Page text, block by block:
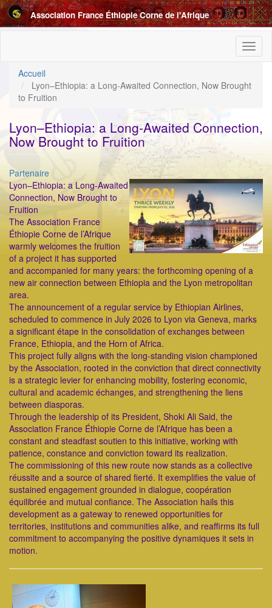
Aller
au
contenu
Association France Éthiopie Corne de l'Afrique
Accueil
Lyon–Ethiopia: a Long-Awaited Connection, Now Brought
to Fruition
Lyon–Ethiopia: a Long-Awaited Connection,
Now Brought to Fruition
Catégorie
Partenaire
ImageenAvant
Lyon–Ethiopia: a Long-Awaited
Connection, Now Brought to
Fruition
The Association France
Éthiopie Corne de l’Afrique
warmly welcomes the fruition
of a project it has supported
and accompanied for many years: the forthcoming opening of a
new air connection between Ethiopia and the Lyon metropolitan
area.
The announcement of a regular service by Ethiopian Airlines,
scheduled to commence in July 2026 to Lyon via Geneva, marks
a significant étape in the consolidation of exchanges between
France, Ethiopia, and the Horn of Africa.
This project fully aligns with the long-standing vision championed
by the Association, rooted in the conviction that direct connectivity
is a strategic levier for enhancing mobility, fostering economic,
cultural and academic échanges, and strengthening the liens
between diasporas.
Through the leadership of its President, Shoki Ali Said, the
Association France Éthiopie Corne de l’Afrique has been a
constant and steadfast soutien to this initiative, working with
patience, constance and conviction toward its realization.
The commissioning of this new route now stands as a collective
réussite and a source of shared fierté. It exemplifies the value of
sustained engagement grounded in dialogue, coopération
équilibrée and mutual confiance. The Association hails this
development as a gateway to renewed opportunities for
territories, institutions and communities alike, and reaffirms its full
commitment to accompanying the positive dynamiques it sets in
motion.